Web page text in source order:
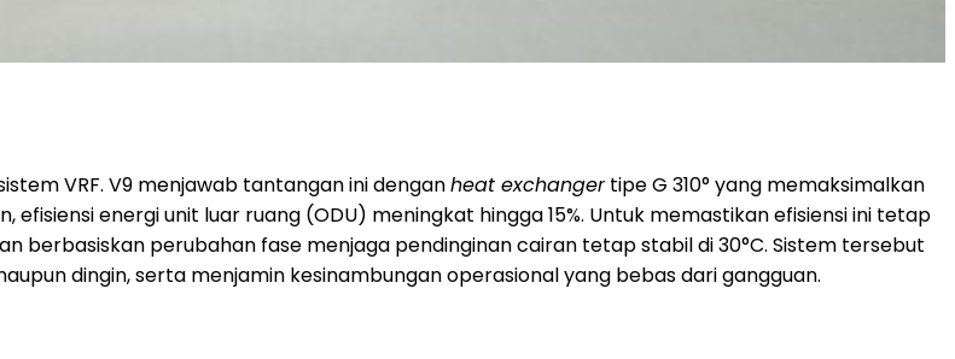
VRF. V9 menjawab tantangan ini denganheat exchangertipe G 310° yang memaksimalkan
energi unit luar ruang (ODU) meningkat hingga 15%. Untuk memastikan efisiensi ini tetap
berbasiskan perubahan fase menjaga pendinginan cairan tetap stabil di 30°C. Sistem tersebut
dingin, serta menjamin kesinambungan operasional yang bebas dari gangguan.